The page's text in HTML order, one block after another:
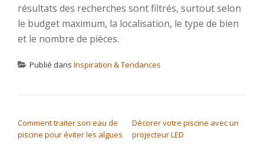
résultats des recherches sont filtrés, surtout selon
le budget maximum, la localisation, le type de bien
et le nombre de pièces.
Publié dans Inspiration & Tendances
Comment traiter son eau de
piscine pour éviter les algues
Décorer votre piscine avec un
projecteur LED